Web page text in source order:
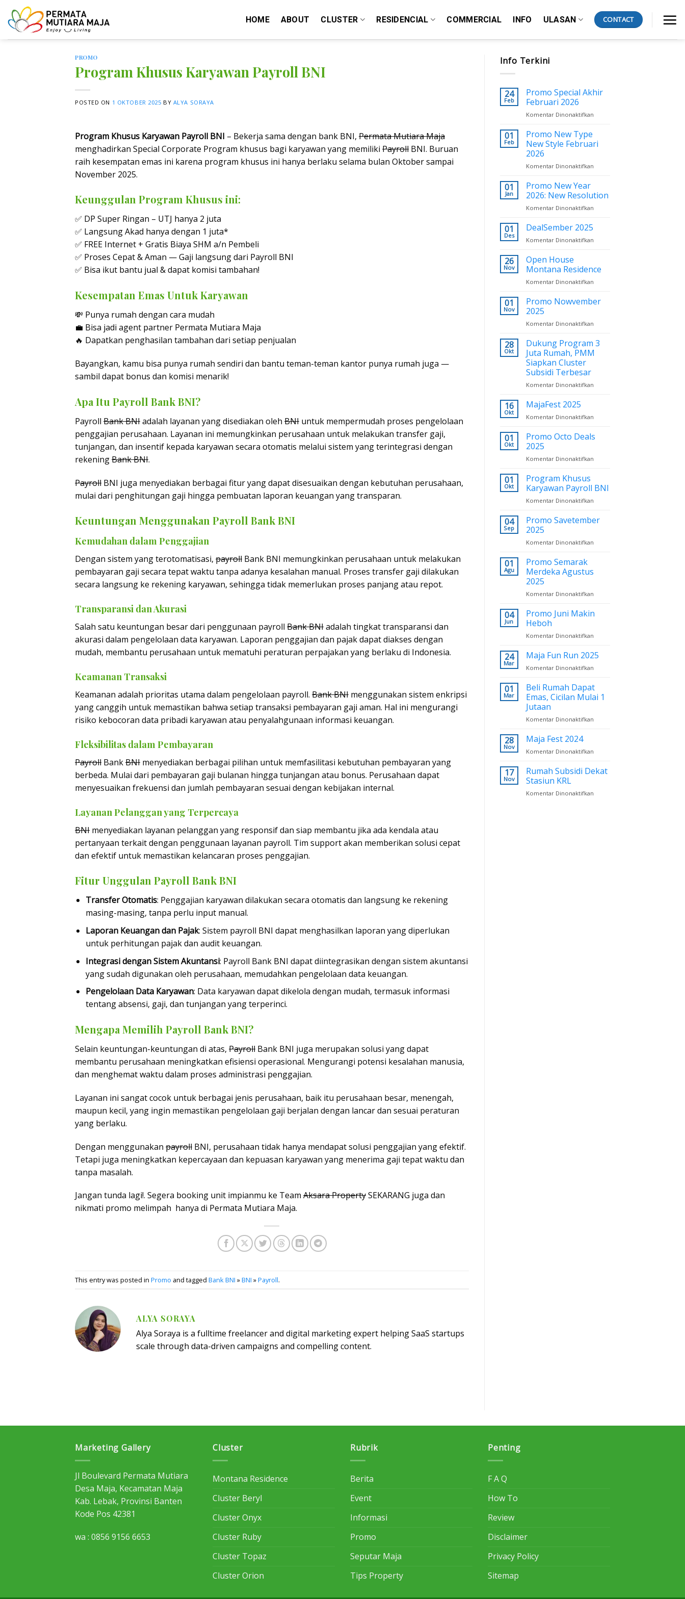
to
content
HOME ABOUT CLUSTER RESIDENCIAL COMMERCIAL INFO ULASAN CONTACT
PROMO
Program Khusus Karyawan Payroll BNI
POSTED ON 1 OKTOBER 2025 BY ALYA SORAYA
Program Khusus Karyawan Payroll BNI – Bekerja sama dengan bank BNI, Permata Mutiara Maja
menghadirkan Special Corporate Program khusus bagi karyawan yang memiliki Payroll BNI. Buruan
raih kesempatan emas ini karena program khusus ini hanya berlaku selama bulan Oktober sampai
November 2025.
Keunggulan Program Khusus ini:
✅ DP Super Ringan – UTJ hanya 2 juta
✅ Langsung Akad hanya dengan 1 juta*
✅ FREE Internet + Gratis Biaya SHM a/n Pembeli
✅ Proses Cepat & Aman — Gaji langsung dari Payroll BNI
✅ Bisa ikut bantu jual & dapat komisi tambahan!
Kesempatan Emas Untuk Karyawan
💸 Punya rumah dengan cara mudah
💼 Bisa jadi agent partner Permata Mutiara Maja
🔥 Dapatkan penghasilan tambahan dari setiap penjualan
Bayangkan, kamu bisa punya rumah sendiri dan bantu teman-teman kantor punya rumah juga —
sambil dapat bonus dan komisi menarik!
Apa Itu Payroll Bank BNI?
Payroll Bank BNIadalah layanan yang disediakan oleh BNI untuk mempermudah proses pengelolaan
penggajian perusahaan. Layanan ini memungkinkan perusahaan untuk melakukan transfer gaji,
tunjangan, dan insentif kepada karyawan secara otomatis melalui sistem yang terintegrasi dengan
rekeningBank BNI.
Payroll BNI juga menyediakan berbagai fitur yang dapat disesuaikan dengan kebutuhan perusahaan,
mulai dari penghitungan gaji hingga pembuatan laporan keuangan yang transparan.
Keuntungan Menggunakan Payroll Bank BNI
Kemudahan dalam Penggajian
Dengan sistem yang terotomatisasi, payroll Bank BNI memungkinkan perusahaan untuk melakukan
pembayaran gaji secara tepat waktu tanpa adanya kesalahan manual. Proses transfer gaji dilakukan
secara langsung ke rekening karyawan, sehingga tidak memerlukan proses panjang atau repot.
Transparansi dan Akurasi
Salah satu keuntungan besar dari penggunaan payroll Bank BNIadalah tingkat transparansi dan
akurasi dalam pengelolaan data karyawan. Laporan penggajian dan pajak dapat diakses dengan
mudah, membantu perusahaan untuk mematuhi peraturan perpajakan yang berlaku di Indonesia.
Keamanan Transaksi
Keamanan adalah prioritas utama dalam pengelolaan payroll. Bank BNI menggunakan sistem enkripsi
yang canggih untuk memastikan bahwa setiap transaksi pembayaran gaji aman. Hal ini mengurangi
risiko kebocoran data pribadi karyawan atau penyalahgunaan informasi keuangan.
Fleksibilitas dalam Pembayaran
Payroll BankBNI menyediakan berbagai pilihan untuk memfasilitasi kebutuhan pembayaran yang
berbeda. Mulai dari pembayaran gaji bulanan hingga tunjangan atau bonus. Perusahaan dapat
menyesuaikan frekuensi dan jumlah pembayaran sesuai dengan kebijakan internal.
Layanan Pelanggan yang Terpercaya
BNI menyediakan layanan pelanggan yang responsif dan siap membantu jika ada kendala atau
pertanyaan terkait dengan penggunaan layanan payroll. Tim support akan memberikan solusi cepat
dan efektif untuk memastikan kelancaran proses penggajian.
Fitur Unggulan Payroll Bank BNI
Transfer Otomatis: Penggajian karyawan dilakukan secara otomatis dan langsung ke rekening
masing-masing, tanpa perlu input manual.
Laporan Keuangan dan Pajak: Sistem payroll BNI dapat menghasilkan laporan yang diperlukan
untuk perhitungan pajak dan audit keuangan.
Integrasi dengan Sistem Akuntansi: Payroll Bank BNI dapat diintegrasikan dengan sistem akuntansi
yang sudah digunakan oleh perusahaan, memudahkan pengelolaan data keuangan.
Pengelolaan Data Karyawan: Data karyawan dapat dikelola dengan mudah, termasuk informasi
tentang absensi, gaji, dan tunjangan yang terperinci.
Mengapa Memilih Payroll Bank BNI?
Selain keuntungan-keuntungan di atas, Payroll Bank BNI juga merupakan solusi yang dapat
membantu perusahaan meningkatkan efisiensi operasional. Mengurangi potensi kesalahan manusia,
dan menghemat waktu dalam proses administrasi penggajian.
Layanan ini sangat cocok untuk berbagai jenis perusahaan, baik itu perusahaan besar, menengah,
maupun kecil, yang ingin memastikan pengelolaan gaji berjalan dengan lancar dan sesuai peraturan
yang berlaku.
Dengan menggunakan payroll BNI, perusahaan tidak hanya mendapat solusi penggajian yang efektif.
Tetapi juga meningkatkan kepercayaan dan kepuasan karyawan yang menerima gaji tepat waktu dan
tanpa masalah.
Jangan tunda lagi!. Segera booking unit impianmu ke Team Aksara PropertySEKARANG juga dan
nikmati promo melimpah hanya di Permata Mutiara Maja.
This entry was posted in Promo and tagged Bank BNI »BNI »Payroll.
ALYA SORAYA
Alya Soraya is a fulltime freelancer and digital marketing expert helping SaaS startups
scale through data-driven campaigns and compelling content.
Info Terkini
24
Feb
Promo Special Akhir
Februari 2026
Komentar Dinonaktifkan
Akhir
Februari
01
Feb
Promo New Type
New Style Februari
2026
Komentar Dinonaktifkan
Type
New
01
Jan
Promo New Year
2026: New Resolution
Komentar Dinonaktifkan
01
Des
DealSember 2025
Komentar Dinonaktifkan
26
Nov
Open House
Montana Residence
Komentar Dinonaktifkan
House
01
Nov
Promo Nowvember
2025
Komentar Dinonaktifkan
Nowvember
2025
28
Okt
Dukung Program 3
Juta Rumah, PMM
Siapkan Cluster
Subsidi Terbesar
Komentar Dinonaktifkan
PMM
16
Okt
MajaFest 2025
Komentar Dinonaktifkan
2025
01
Okt
Promo Octo Deals
2025
Komentar Dinonaktifkan
Deals
2025
01
Okt
Program Khusus
Karyawan Payroll BNI
Komentar Dinonaktifkan
Khusus
04
Sep
Promo Savetember
2025
Komentar Dinonaktifkan
01
Agu
Promo Semarak
Merdeka Agustus
2025
Komentar Dinonaktifkan
Semarak
04
Jun
Promo Juni Makin
Heboh
Komentar Dinonaktifkan
Juni
24
Mar
Maja Fun Run 2025
Komentar Dinonaktifkan
Fun
Run
2025
01
Mar
Beli Rumah Dapat
Emas, Cicilan Mulai 1
Jutaan
Komentar Dinonaktifkan
Mulai
28
Nov
Maja Fest 2024
Komentar Dinonaktifkan
Fest
17
Nov
Rumah Subsidi Dekat
Stasiun KRL
Komentar Dinonaktifkan
Marketing Gallery
Jl Boulevard Permata Mutiara
Desa Maja, Kecamatan Maja
Kab. Lebak, Provinsi Banten
Kode Pos 42381
wa : 0856 9156 6653
Cluster
Montana Residence
Cluster Beryl
Cluster Onyx
Cluster Ruby
Cluster Topaz
Cluster Orion
Rubrik
Berita
Event
Informasi
Promo
Seputar Maja
Tips Property
Penting
F A Q
How To
Review
Disclaimer
Privacy Policy
Sitemap